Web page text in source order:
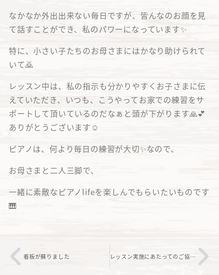
なかなか外出出来ない毎日ですが、皆んなのお顔を見
て話すことができ、私のパワーになっています✨
特に、小さい子たちのお母さまにはかなり助けられて
いて🙇
レッスン中は、私の指示も分かりやすくお子さまに伝
えていただき、いつも、こうやってお家での練習をサ
ポートして頂いているのだなぁと頭が下がります🙏💕
ありがとうございます☺️
ピアノは、何より毎日の練習が大切✨なので、
お母さまと二人三脚で、
一緒に素敵なピアノlifeを楽しんでもらいたいものです
🎹
看板が蘇りました レッスン実施にあたってのご協力のお願い